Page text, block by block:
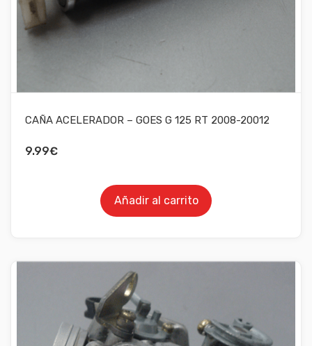
CAÑA ACELERADOR – GOES G 125 RT 2008-20012
9.99€
Añadir al carrito